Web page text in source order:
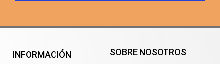
INFORMACIÓN SOBRE NOSOTROS